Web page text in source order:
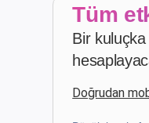
kontrolę na
2 ay önce
Tüm
Bir
Doğrudan